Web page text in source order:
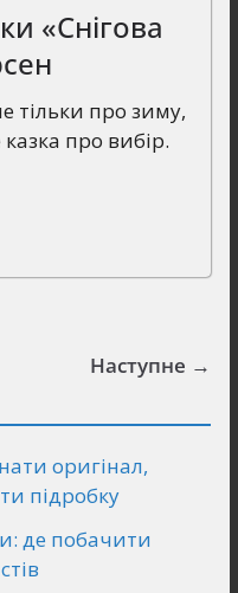
«Снігова
тільки про зиму,
про вибір.
Наступне →
оригінал,
підробку
де побачити